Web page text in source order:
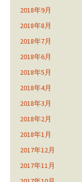
2018年9月
2018年8月
2018年7月
2018年6月
2018年5月
2018年4月
2018年3月
2018年2月
2018年1月
2017年12月
2017年11月